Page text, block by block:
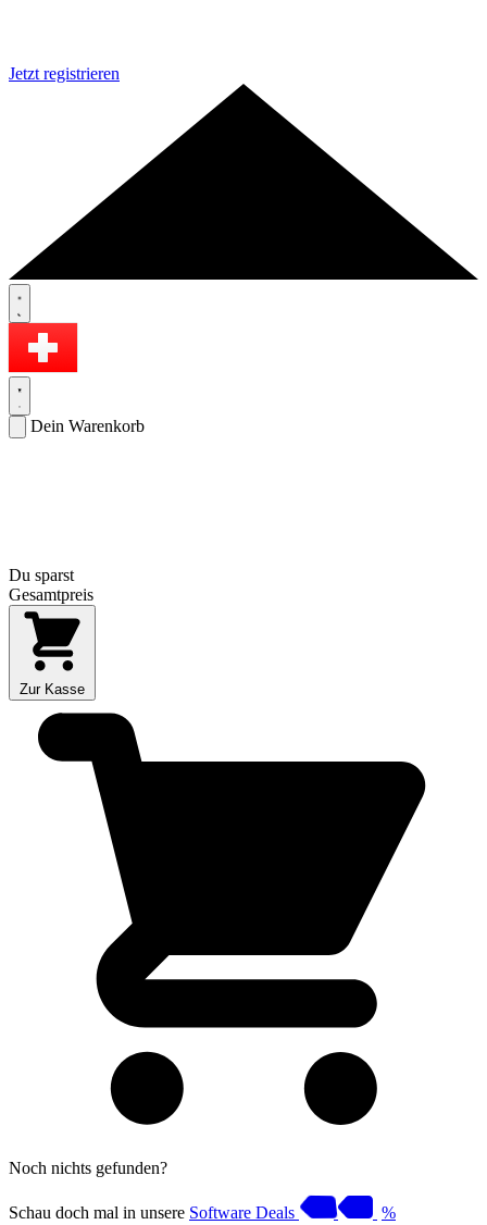
Jetzt registrieren
Dein Warenkorb
Du sparst
Gesamtpreis
Zur Kasse
Noch nichts gefunden?
Schau doch mal in unsere Software Deals %